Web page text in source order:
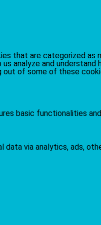
that are categorized as
analyze and understand
of some of these
basic functionalities
via analytics, ads,